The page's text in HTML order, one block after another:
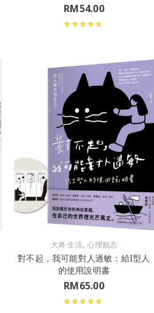
RM54.00
大将·生活,心理励志
對不起，我可能對人過敏：給I型人
的使用說明書
RM65.00